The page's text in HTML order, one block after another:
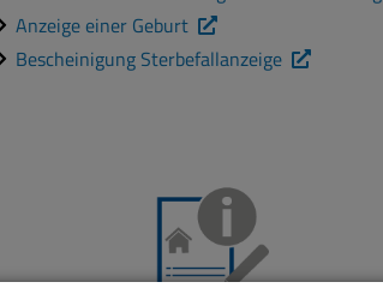
Anzeige einer Geburt
Bescheinigung Sterbefallanzeige